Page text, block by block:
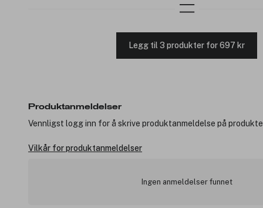
Legg til 3 produkter for 697 kr
Produktanmeldelser
Vennligst logg inn for å skrive produktanmeldelse på
Vilkår for produktanmeldelser
Ingen anmeldelser funnet